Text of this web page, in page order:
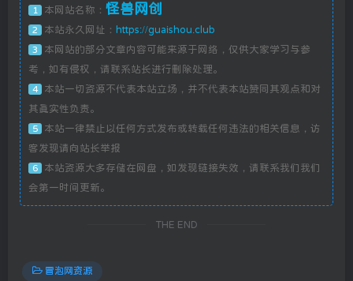
1 本网站名称： 怪兽网创
2 本站永久网址： https://guaishou.club
3
本网站的部分文章内容可能来源于网络，仅供大家学习与参
考，如有侵权，请联系站长进行删除处理。
4
本站一切资源不代表本站立场，并不代表本站赞同其观点和对
其真实性负责。
5
本站一律禁止以任何方式发布或转载任何违法的相关信息，访
客发现请向站长举报
6
本站资源大多存储在网盘，如发现链接失效，请联系我们我们
会第一时间更新。
THE END
冒泡网资源